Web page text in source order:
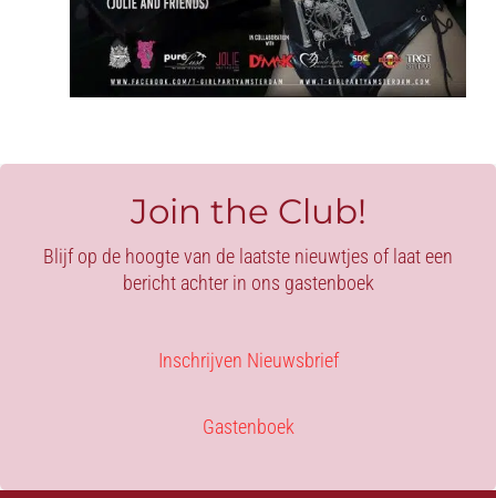
Join the Club!
Blijf op de hoogte van de laatste nieuwtjes of laat een
bericht achter in ons gastenboek
Inschrijven Nieuwsbrief
Gastenboek